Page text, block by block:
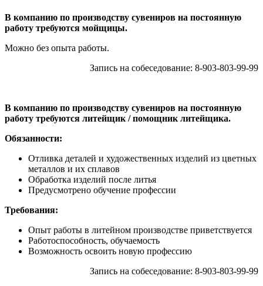
В компанию по производству сувениров на постоянную
работу требуются мойщицы.
Можно без опыта работы.
Запись на собеседование: 8-903-803-99-99
В компанию по производству сувениров на постоянную
работу требуются литейщик / помощник литейщика.
Обязанности:
Отливка деталей и художественных изделий из цветных
металлов и их сплавов
Обработка изделий после литья
Предусмотрено обучение профессии
Требования:
Опыт работы в литейном производстве приветствуется
Работоспособность, обучаемость
Возможность освоить новую профессию
Запись на собеседование: 8-903-803-99-99